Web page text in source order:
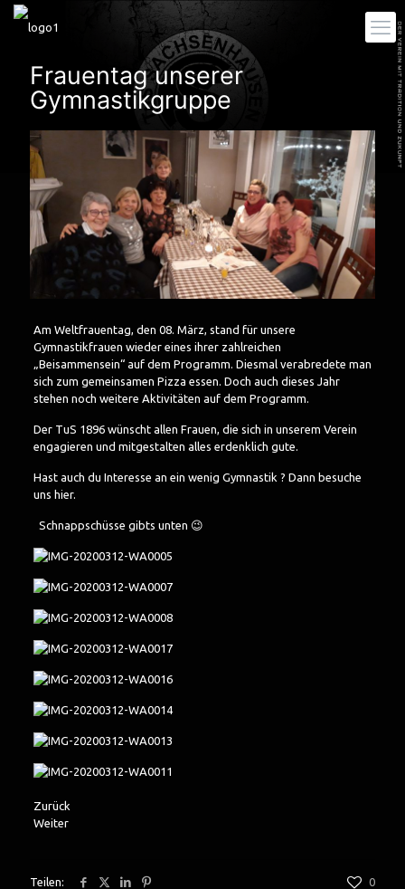
Frauentag unserer
Gymnastikgruppe
Am Weltfrauentag, den 08. März, stand für unsere
Gymnastikfrauen wieder eines ihrer zahlreichen
„Beisammensein“ auf dem Programm. Diesmal verabredete man
sich zum gemeinsamen Pizza essen. Doch auch dieses Jahr
stehen noch weitere Aktivitäten auf dem Programm.
Der TuS 1896 wünscht allen Frauen, die sich in unserem Verein
engagieren und mitgestalten alles erdenklich gute.
Hast auch du Interesse an ein wenig Gymnastik ? Dann besuche
uns hier.
Schnappschüsse gibts unten 😉
Zurück
Weiter
Teilen: 0